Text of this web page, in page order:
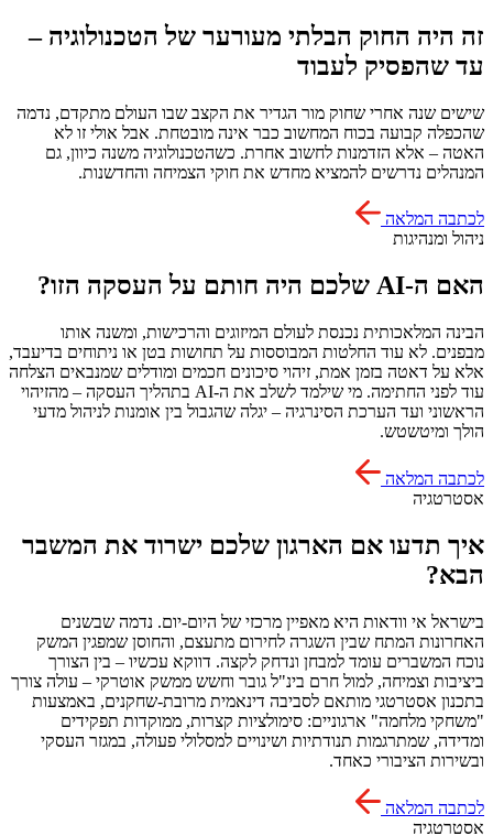
זה היה החוק הבלתי מעורער של הטכנולוגיה –
עד שהפסיק לעבוד
שישים שנה אחרי שחוק מור הגדיר את הקצב שבו העולם מתקדם, נדמה
שהכפלה קבועה בכוח המחשוב כבר אינה מובטחת. אבל אולי זו לא
האטה – אלא הזדמנות לחשוב אחרת. כשהטכנולוגיה משנה כיוון, גם
המנהלים נדרשים להמציא מחדש את חוקי הצמיחה והחדשנות.
לכתבה המלאה
ניהול ומנהיגות
האם ה-AI שלכם היה חותם על העסקה הזו?
הבינה המלאכותית נכנסת לעולם המיזוגים והרכישות, ומשנה אותו
מבפנים. לא עוד החלטות המבוססות על תחושות בטן או ניתוחים בדיעבד,
אלא על דאטה בזמן אמת, זיהוי סיכונים חכמים ומודלים שמנבאים הצלחה
עוד לפני החתימה. מי שילמד לשלב את ה-AI בתהליך העסקה – מהזיהוי
הראשוני ועד הערכת הסינרגיה – יגלה שהגבול בין אומנות לניהול מדעי
הולך ומיטשטש.
לכתבה המלאה
אסטרטגיה
איך תדעו אם הארגון שלכם ישרוד את המשבר
הבא?
בישראל אי וודאות היא מאפיין מרכזי של היום-יום. נדמה שבשנים
האחרונות המתח שבין השגרה לחירום מתעצם, והחוסן שמפגין המשק
נוכח המשברים עומד למבחן ונדחק לקצה. דווקא עכשיו – בין הצורך
ביציבות וצמיחה, למול חרם בינ"ל גובר וחשש ממשק אוטרקי – עולה צורך
בתכנון אסטרטגי מותאם לסביבה דינאמית מרובת-שחקנים, באמצעות
"משחקי מלחמה" ארגוניים: סימולציות קצרות, ממוקדות תפקידים
ומדידה, שמתרגמות תנודתיות ושינויים למסלולי פעולה, במגזר העסקי
ובשירות הציבורי כאחד.
לכתבה המלאה
אסטרטגיה